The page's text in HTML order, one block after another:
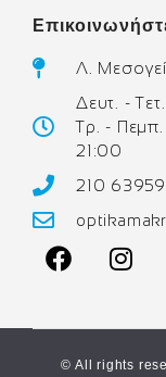
Λ.
Δευτ. -
Τρ. -
21:00
210
© All rights